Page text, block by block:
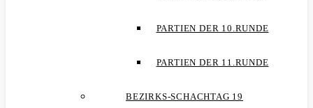
PARTIEN DER 10.RUNDE
PARTIEN DER 11.RUNDE
BEZIRKS-SCHACHTAG 19